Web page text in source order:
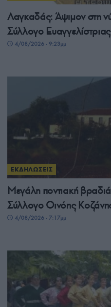
Λαγκαδάς: Άψιμον στη
Σύλλογο
4/08/2026 - 9:23μμ
ΕΚΔΗΛΩΣΕΙΣ
Μεγάλη ποντιακή
Σύλλογο Οινόης
4/08/2026 - 7:17μμ